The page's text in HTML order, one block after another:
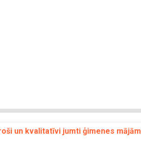
un kvalitatīvi jumti ģimenes mājām